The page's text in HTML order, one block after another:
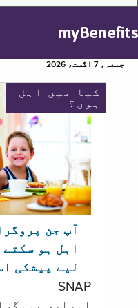
myBenefits
جمعہ، 7 اگست، 2026
کیا میں اہل
ہوں؟
آپ جن
اہل ہو
لیے پیشکی
SNAP